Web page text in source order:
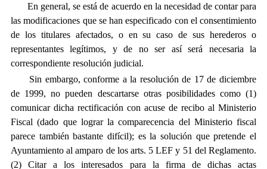
En general, se está de acuerdo en la necesidad de contar para
las modificaciones que se han especificado con el consentimiento
de los titulares afectados, o en su caso de sus herederos o
representantes legítimos, y de no ser así será necesaria la
correspondiente resolución judicial.
Sin embargo, conforme a la resolución de 17 de diciembre
de 1999, no pueden descartarse otras posibilidades como (1)
comunicar dicha rectificación con acuse de recibo al Ministerio
Fiscal (dado que lograr la comparecencia del Ministerio fiscal
parece también bastante difícil); es la solución que pretende el
Ayuntamiento al amparo de los arts. 5 LEF y 51 del Reglamento.
(2) Citar a los interesados para la firma de dichas actas